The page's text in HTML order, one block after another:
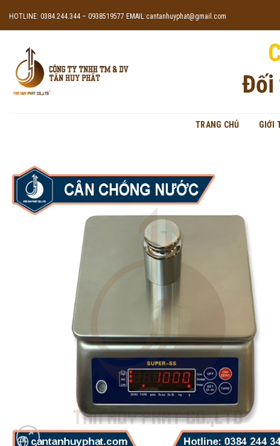
HOTLINE: 0384.244.344 – 0938519577 EMAIL:cantanhuyphat@gmail.com
Đối
TRANG CHỦ GIỚI